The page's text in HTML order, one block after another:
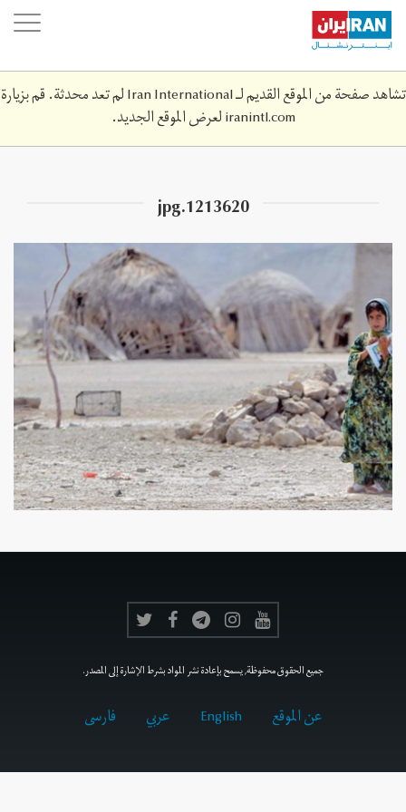
Skip
main
content
تشاهد صفحة من الموقع القديم لـ Iran International لم تعد محدثة. قم بزيارة
iranintl.comلعرض الموقع الجديد.
1213620.jpg
جميع الحقوق محفوظة, يسمح بإعادة نشر المواد بشرط الإشارة إلى المصدر.
عن الموقع English عربي فارسى